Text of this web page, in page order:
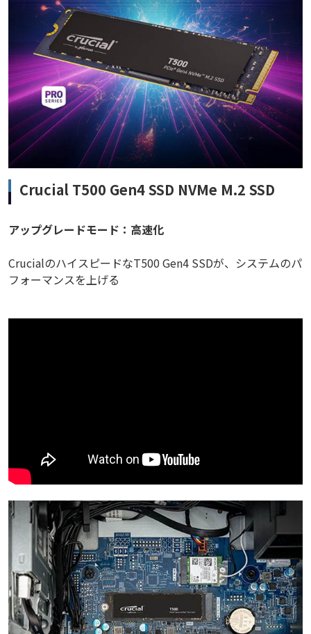
Crucial T500 Gen4 SSD NVMe M.2 SSD
アップグレードモード：高速化
CrucialのハイスピードなT500 Gen4 SSDが、システムのパ
フォーマンスを上げる